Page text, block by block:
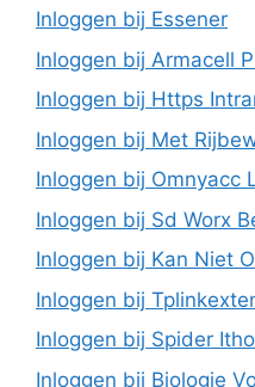
Inloggen bij Essener
Inloggen bij Armacell
Inloggen bij Https
Inloggen bij Met
Inloggen bij Omnyacc
Inloggen bij Sd Worx
Inloggen bij Kan Niet
Inloggen bij
Inloggen bij Spider
Inloggen bij Biologie